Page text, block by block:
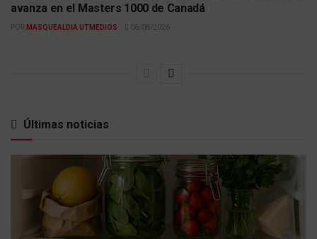
avanza en el Masters 1000 de Canadá
POR MASQUEALDIA UTMEDIOS 06/08/2026
Últimas noticias